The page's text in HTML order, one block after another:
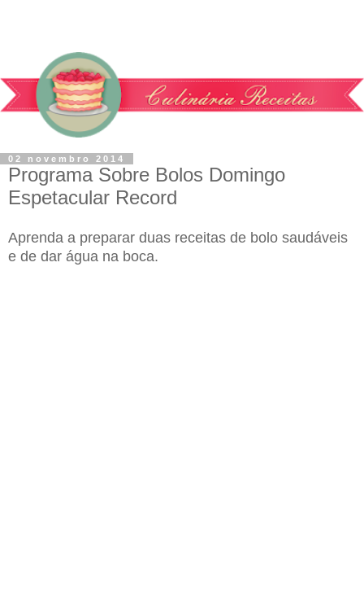
02 novembro 2014
Programa Sobre Bolos Domingo
Espetacular Record
Aprenda a preparar duas receitas de bolo saudáveis
e de dar água na boca.